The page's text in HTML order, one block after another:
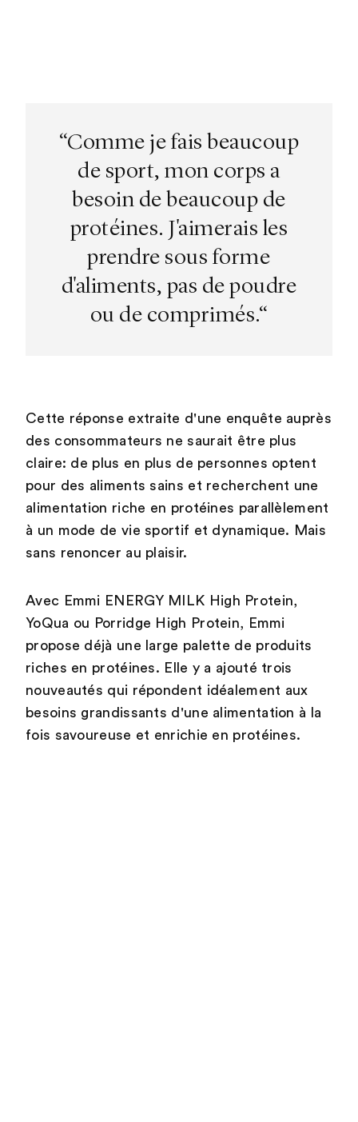
“Comme je fais beaucoup
de sport, mon corps a
besoin de beaucoup de
protéines. J'aimerais les
prendre sous forme
d'aliments, pas de poudre
ou de comprimés.“
Cette réponse extraite d'une enquête auprès
des consommateurs ne saurait être plus
claire: de plus en plus de personnes optent
pour des aliments sains et recherchent une
alimentation riche en protéines parallèlement
à un mode de vie sportif et dynamique. Mais
sans renoncer au plaisir.
Avec Emmi ENERGY MILK High Protein,
YoQua ou Porridge High Protein, Emmi
propose déjà une large palette de produits
riches en protéines. Elle y a ajouté trois
nouveautés qui répondent idéalement aux
besoins grandissants d'une alimentation à la
fois savoureuse et enrichie en protéines.